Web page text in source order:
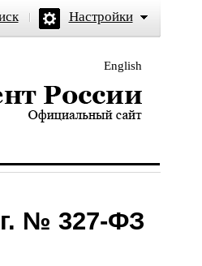
Настройки
English
сайт
№ 327-ФЗ